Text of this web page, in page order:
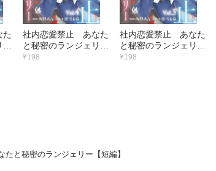
社内恋愛禁止 あなた
と秘密のランジェリー
【短編】4
¥198
社内恋愛禁止 あなた
と秘密のランジェリー
【短編】3
¥198
と秘密のランジェリー【短編】